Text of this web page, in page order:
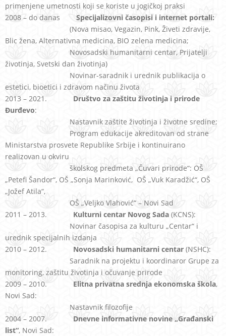
primenjene umetnosti koji se koriste u jogičkoj praksi
2008 – do danas Specijalizovni časopisi i internet portali:
(Nova misao, Vegazin, Pink, Živeti zdravije,
Blic žena, Alternativna medicina, BIO zelena medicina;
Novosadski humanitarni centar, Prijatelji
životinja, Svetski dan životinja)
Novinar-saradnik i urednik publikacija o
estetici, bioetici i zdravom načinu života
2013 – 2021. Društvo za zaštitu životinja i prirode
Đurđevo:
Nastavnik zaštite životinja i životne sredine;
Program edukacije akreditovan od strane
Ministarstva prosvete Republike Srbije i kontinuirano
realizovan u okviru
školskog predmeta „Čuvari prirode“: OŠ
„Petefi Šandor“, OŠ „Sonja Marinković, OŠ „Vuk Karadžić“, OŠ
„Jožef Atila“,
OŠ „Veljko Vlahović“ – Novi Sad
2011 – 2013. Kulturni centar Novog Sada (KCNS):
Novinar časopisa za kulturu „Centar“ i
urednik specijalnih izdanja
2010 – 2012. Novosadski humanitarni centar (NSHC):
Saradnik na projektu i koordinaror Grupe za
monitoring, zaštitu životinja i očuvanje prirode
2009 – 2010. Elitna privatna srednja ekonomska škola,
Novi Sad:
Nastavnik filozofije
2004 – 2007. Dnevne informativne novine „Građanski
list“, Novi Sad: